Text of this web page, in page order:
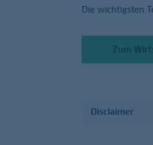
Die wichtigsten
Zum
Disclaimer